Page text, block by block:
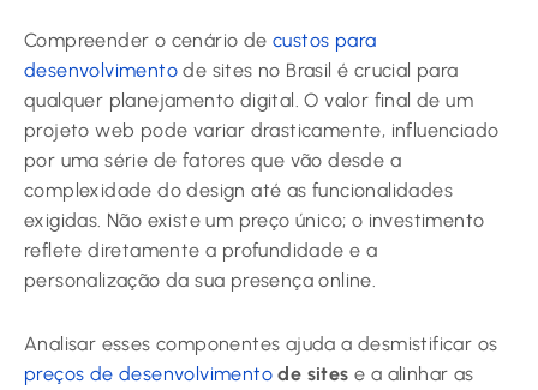
Compreender o cenário de custos para
desenvolvimento de sites no Brasil é crucial para
qualquer planejamento digital. O valor final de um
projeto web pode variar drasticamente, influenciado
por uma série de fatores que vão desde a
complexidade do design até as funcionalidades
exigidas. Não existe um preço único; o investimento
reflete diretamente a profundidade e a
personalização da sua presença online.
Analisar esses componentes ajuda a desmistificar os
preços de desenvolvimento de sites e a alinhar as